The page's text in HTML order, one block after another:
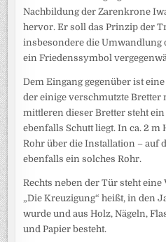
Nachbildung der Zarenkrone
hervor. Er soll das Prinzip der
insbesondere die Umwandlung
ein Friedenssymbol
Dem Eingang gegenüber ist
der einige verschmutzte Bretter
mittleren dieser Bretter steht
ebenfalls Schutt liegt. In ca. 2 m
Rohr über die Installation – auf
ebenfalls ein solches Rohr.
Rechts neben der Tür steht
„Die Kreuzigung“ heißt, in den
wurde und aus Holz, Nägeln,
und Papier besteht.